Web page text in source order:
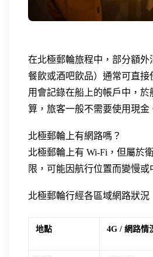
在北極郵輪旅程中，部分額外
餐飲或酒吧飲品）通常可直接
用會記錄在船上的帳戶中，於
算，旅客一般不需要使用現金
北極郵輪上有網路嗎？
北極郵輪上有 Wi-Fi，但屬於
限，可能因航行位置而變慢或
北極郵輪行經各區域網路狀況
地點 4G / 網路情